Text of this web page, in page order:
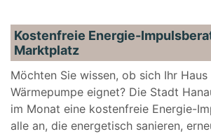
Kostenfreie Energie-
Marktplatz
Möchten Sie wissen, ob sich Ihr
Wärmepumpe eignet? Die Stadt
im Monat eine kostenfreie Energie-
alle an, die energetisch sanieren,